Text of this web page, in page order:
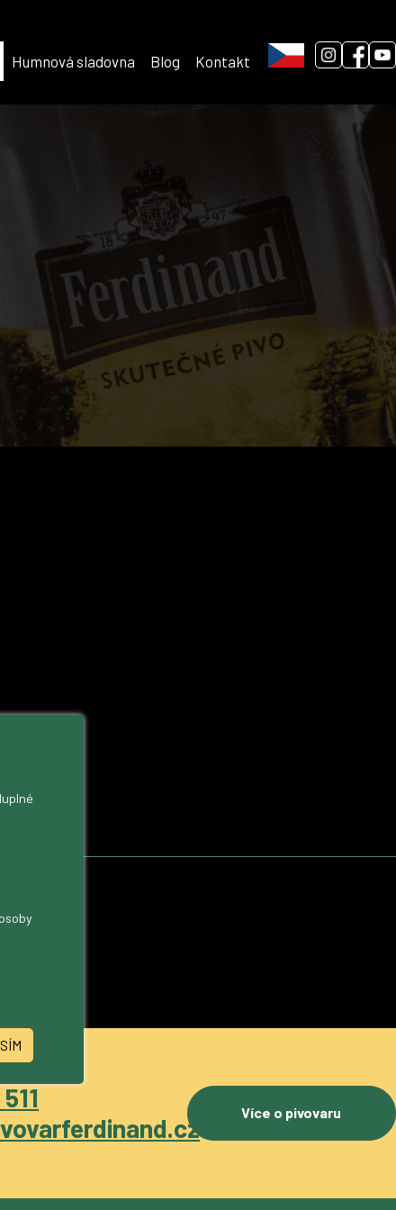
Humnová sladovna Blog Kontakt
Více o pivovaru